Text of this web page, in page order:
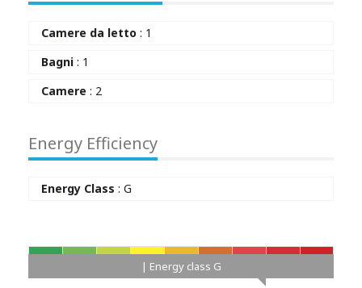
Camere da letto : 1
Bagni : 1
Camere : 2
Energy Efficiency
Energy Class : G
A+ A B C D E F
| Energy class G G H